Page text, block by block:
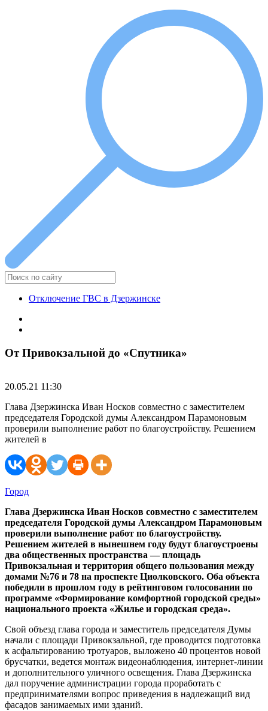
Отключение ГВС в Дзержинске
От Привокзальной до «Спутника»
20.05.21 11:30
Глава Дзержинска Иван Носков совместно с заместителем
председателя Городской думы Александром Парамоновым
проверили выполнение работ по благоустройству. Решением
жителей в
Город
Глава Дзержинска Иван Носков совместно с заместителем
председателя Городской думы Александром Парамоновым
проверили выполнение работ по благоустройству.
Решением жителей в нынешнем году будут благоустроены
два общественных пространства — площадь
Привокзальная и территория общего пользования между
домами №76 и 78 на проспекте Циолковского. Оба объекта
победили в прошлом году в рейтинговом голосовании по
программе «Формирование комфортной городской среды»
национального проекта «Жилье и городская среда».
Свой объезд глава города и заместитель председателя Думы
начали с площади Привокзальной, где проводится подготовка
к асфальтированию тротуаров, выложено 40 процентов новой
брусчатки, ведется монтаж видеонаблюдения, интернет-линии
и дополнительного уличного освещения. Глава Дзержинска
дал поручение администрации города проработать с
предпринимателями вопрос приведения в надлежащий вид
фасадов занимаемых ими зданий.